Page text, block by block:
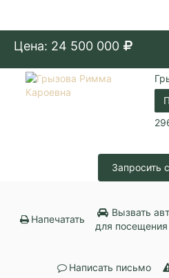
Цена: 24 500 000
Запросить
Напечатать
Вызвать
для посещения
Написать письмо